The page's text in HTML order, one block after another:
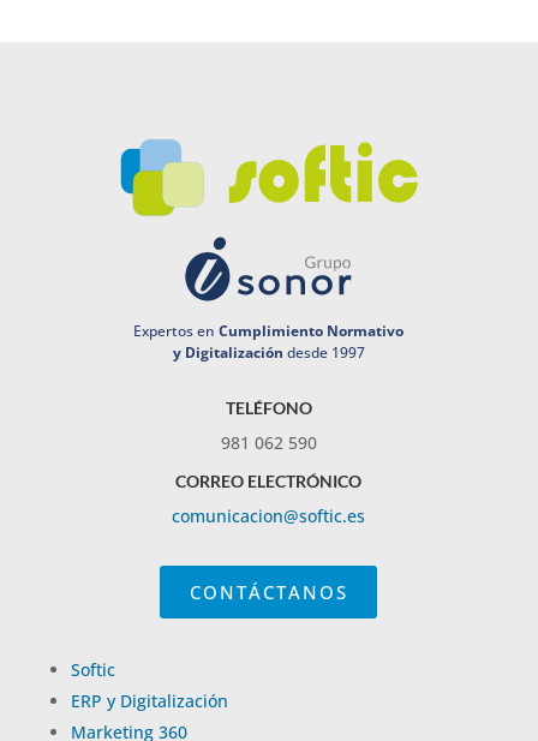
Expertos enCumplimiento Normativo
y Digitalización desde 1997
TELÉFONO
981 062 590
CORREO ELECTRÓNICO
comunicacion@softic.es
CONTÁCTANOS
Softic
ERP y Digitalización
Marketing 360